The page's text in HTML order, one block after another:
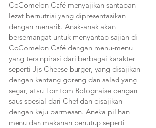
CoComelon Café menyajikan santapan
lezat bernutrisi yang dipresentasikan
dengan menarik. Anak-anak akan
bersemangat untuk menyantap sajian di
CoComelon Café dengan menu-menu
yang tersinpirasi dari berbagai karakter
seperti Jj’s Cheese burger, yang disajikan
dengan kentang goreng dan salad yang
segar, atau Tomtom Bolognaise dengan
saus spesial dari Chef dan disajikan
dengan keju parmesan. Aneka pilihan
menu dan makanan penutup seperti